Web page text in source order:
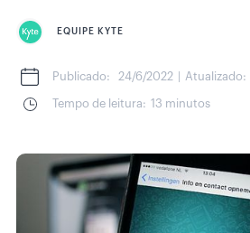
EQUIPE KYTE
Publicado: 24/6/2022 Atualizado:
Tempo de leitura: 13 minutos